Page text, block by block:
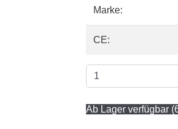
Marke:
CE:
Ab Lager verfügbar